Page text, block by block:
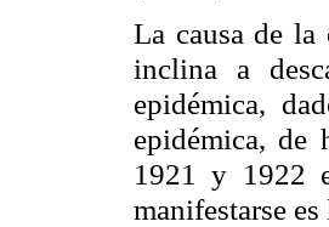
La causa de
inclina a
epidémica,
epidémica, de
1921 y 1922
manifestarse